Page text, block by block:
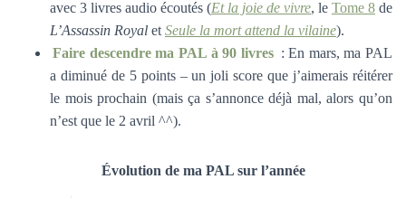
avec 3 livres audio écoutés (Et la joie de vivre, le Tome 8 de
L’Assassin Royal et Seule la mort attend la vilaine).
Faire descendre ma PAL à 90 livres : En mars, ma PAL
a diminué de 5 points – un joli score que j’aimerais réitérer
le mois prochain (mais ça s’annonce déjà mal, alors qu’on
n’est que le 2 avril ^^).
Évolution de ma PAL sur l’année